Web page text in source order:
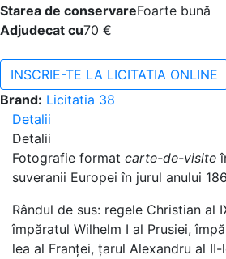
Starea de conservareFoarte bună
Adjudecat cu70 €
INSCRIE-TE LA LICITATIA ONLINE
Brand: Licitatia 38
Detalii
Detalii
Fotografie format carte-de-visite
suveranii Europei în jurul anului
Rândul de sus: regele Christian al
împăratul Wilhelm I al Prusiei,
lea al Franței, țarul Alexandru al II-